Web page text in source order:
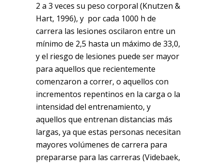
2 a 3 veces su peso corporal (Knutzen &
Hart, 1996), y por cada 1000 h de
carrera las lesiones oscilaron entre un
mínimo de 2,5 hasta un máximo de 33,0,
y el riesgo de lesiones puede ser mayor
para aquellos que recientemente
comenzaron a correr, o aquellos con
incrementos repentinos en la carga o la
intensidad del entrenamiento, y
aquellos que entrenan distancias más
largas, ya que estas personas necesitan
mayores volúmenes de carrera para
prepararse para las carreras (Videbaek,